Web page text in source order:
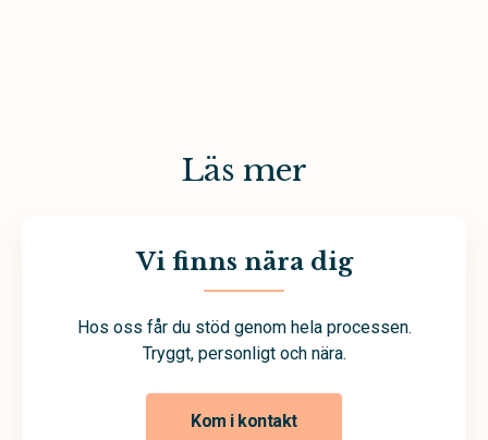
Läs mer
Vi finns nära dig
Hos oss får du stöd genom hela processen.
Tryggt, personligt och nära.
Kom i kontakt